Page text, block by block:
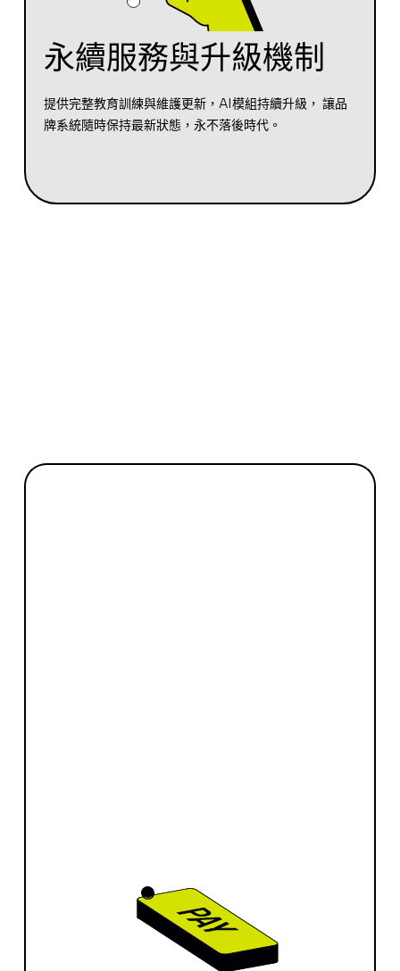
永續服務與升級機制
提供完整教育訓練與維護更新，AI模組持續升級， 讓品
牌系統隨時保持最新狀態，永不落後時代。